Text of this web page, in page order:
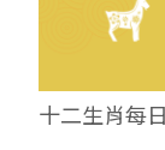
十二生肖每